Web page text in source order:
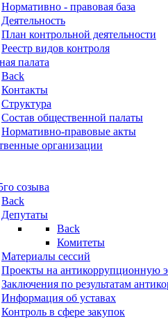
Нормативно - правовая база
Деятельность
План контрольной деятельности
Реестр видов контроля
палата
Back
Контакты
Структура
Состав общественной палаты
Нормативно-правовые акты
организации
созыва
Back
Депутаты
Back
Комитеты
Материалы сессий
Проекты на антикоррупционную
Заключения по результатам
Информация об уставах
Контроль в сфере закупок